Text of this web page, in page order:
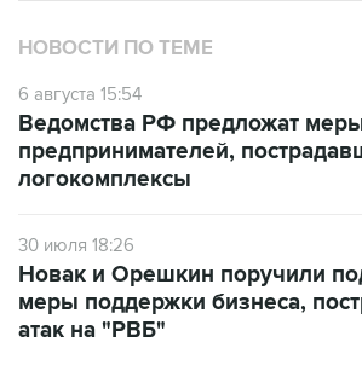
НОВОСТИ ПО ТЕМЕ
6 августа 15:54
Ведомства РФ предложат
предпринимателей,
логокомплексы
30 июля 18:26
Новак и Орешкин поручили
меры поддержки бизнеса,
атак на "РВБ"